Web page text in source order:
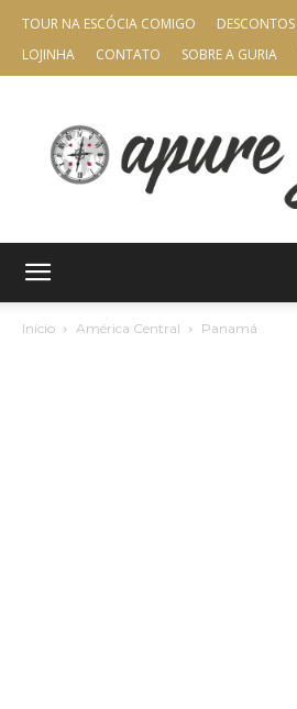
TOUR NA ESCÓCIA COMIGO DESCONTOS
LOJINHA
CONTATO SOBRE A GURIA
Início América Central Panamá